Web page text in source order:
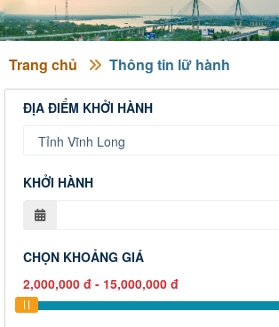
Trang chủ Thông tin lữ hành
ĐỊA ĐIỂM KHỞI HÀNH
KHỞI HÀNH
CHỌN KHOẢNG GIÁ
2,000,000 đ - 15,000,000 đ